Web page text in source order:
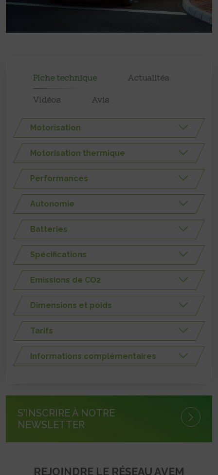
Fiche technique Actualités
Vidéos Avis
Motorisation
Motorisation thermique
Performances
Autonomie
Batteries
Spécifications
Emissions de CO2
Dimensions et poids
Tarifs
Informations complémentaires
S'INSCRIRE À NOTRE
NEWSLETTER
REJOINDRE LE RÉSEAU AVEM